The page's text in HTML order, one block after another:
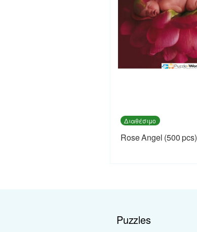
Διαθέσιμο
Rose Angel (500 pcs)
Puzzles